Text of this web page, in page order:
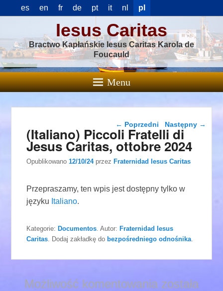
es en fr de pt it nl pl
Iesus Caritas
Bractwo Kapłańskie Iesus Caritas Karola de
Foucauld
Menu
Nawigacja wpisu
← Poprzedni Następny →
(Italiano) Piccoli Fratelli di
Jesus Caritas, ottobre 2024
Opublikowano12/10/24 przezFraternidad Iesus Caritas
Przepraszamy, ten wpis jest dostępny tylko w
języku Italiano.
Kategorie:Documentos . Autor:Fraternidad Iesus
Caritas . Dodaj zakładkę do bezpośredniego odnośnika
Możliwość komentowania została